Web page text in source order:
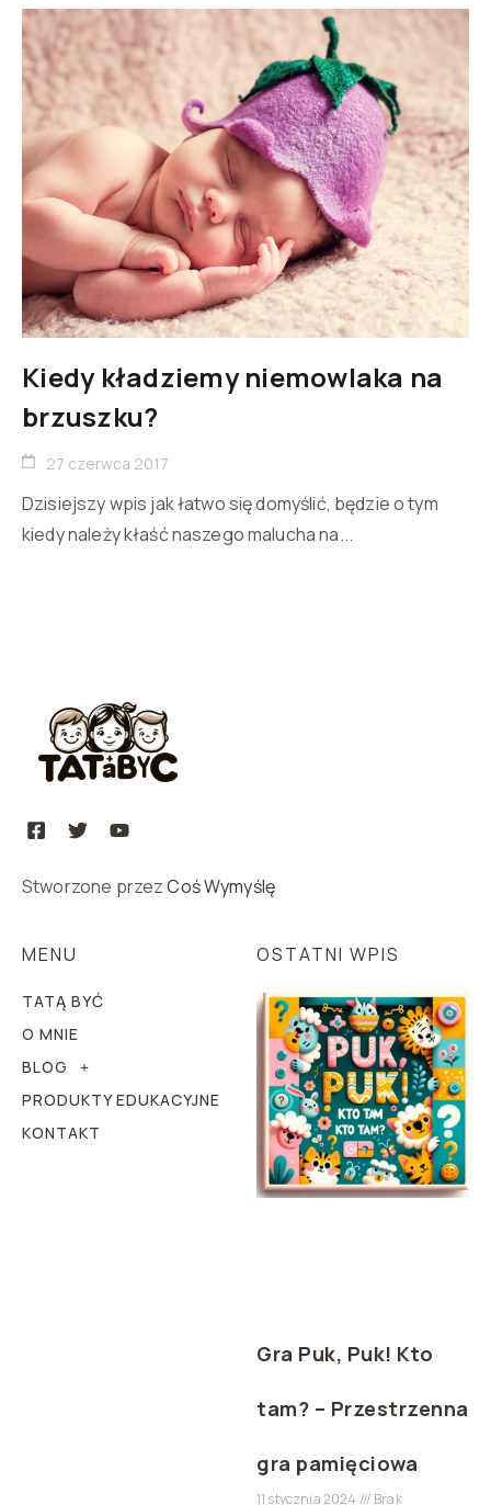
Kiedy kładziemy niemowlaka na
brzuszku?
27 czerwca 2017
Dzisiejszy wpis jak łatwo się domyślić, będzie o tym
kiedy należy kłaść naszego malucha na...
Stworzone przezCoś Wymyślę
MENU
TATĄ BYĆ
O MNIE
BLOG
PRODUKTY EDUKACYJNE
KONTAKT
OSTATNI WPIS
Gra Puk, Puk! Kto
tam? – Przestrzenna
gra pamięciowa
11 stycznia 2024 Brak